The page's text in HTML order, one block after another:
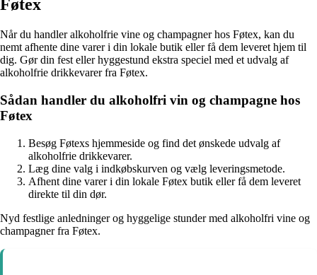
Føtex
Når du handler alkoholfrie vine og champagner hos Føtex, kan du
nemt afhente dine varer i din lokale butik eller få dem leveret hjem til
dig. Gør din fest eller hyggestund ekstra speciel med et udvalg af
alkoholfrie drikkevarer fra Føtex.
Sådan handler du alkoholfri vin og champagne hos
Føtex
Besøg Føtexs hjemmeside og find det ønskede udvalg af
alkoholfrie drikkevarer.
Læg dine valg i indkøbskurven og vælg leveringsmetode.
Afhent dine varer i din lokale Føtex butik eller få dem leveret
direkte til din dør.
Nyd festlige anledninger og hyggelige stunder med alkoholfri vine og
champagner fra Føtex.